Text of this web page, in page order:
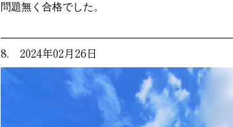
問題無く合格でした。
8. 2024年02月26日